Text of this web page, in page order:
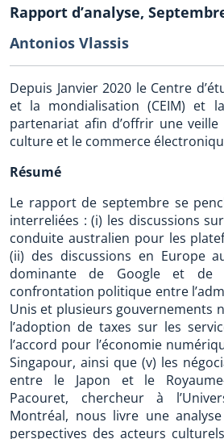
Rapport d’analyse,
Antonios Vlassis
Depuis Janvier 2020 le Centre
et la mondialisation (CEIM) et
partenariat afin d’offrir une
culture et le commerce
Résumé
Le rapport de septembre se
interreliées : (i) les discussions
conduite australien pour les
(ii) des discussions en Europe
dominante de Google et de
confrontation politique entre
Unis et plusieurs gouvernements
l’adoption de taxes sur les
l’accord pour l’économie
Singapour, ainsi que (v) les
entre le Japon et le
Pacouret, chercheur à
Montréal, nous livre une
perspectives des acteurs